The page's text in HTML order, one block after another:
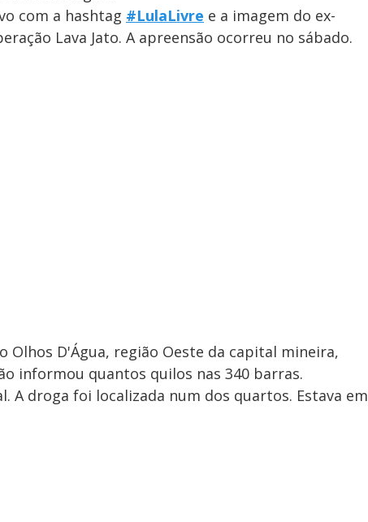
com a hashtag #LulaLivre e a imagem do ex-
Lava Jato. A apreensão ocorreu no sábado.
Olhos D'Água, região Oeste da capital mineira,
informou quantos quilos nas 340 barras.
A droga foi localizada num dos quartos. Estava em